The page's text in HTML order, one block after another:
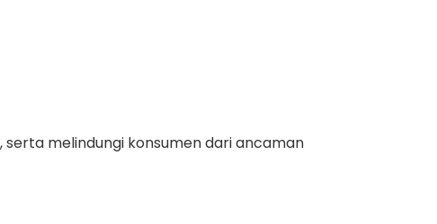
melindungi konsumen dari ancaman